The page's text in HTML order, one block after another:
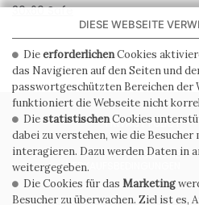
30x60 Safe
PRIVACY POLICY
ALLGEMEINE
VERKAUFSBEDINGUNGEN
DIESE WEBSEITE
DieerforderlichenCookies
das Navigieren auf den Seiten und
passwortgeschützten Bereichen der
funktioniert die Webseite nicht
DiestatistischenCookies
dabei zu verstehen, wie die
interagieren. Dazu werden Daten in
weitergegeben.
Die Cookies für das Marketing
Besucher zu überwachen. Ziel ist es,